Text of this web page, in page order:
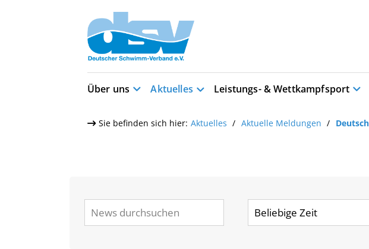
Über uns Aktuelles Leistungs- & Wettkampfsport
Sie befinden sich hier: Aktuelles Aktuelle Meldungen